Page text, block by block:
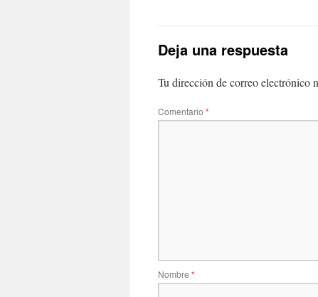
Deja una respuesta
Tu dirección de correo electrónico
Comentario *
Nombre *